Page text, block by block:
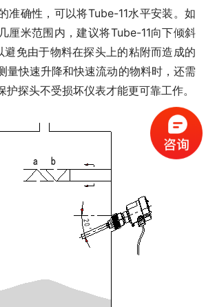
确性，可以将Tube-11水平安装。如
厘米范围内，建议将Tube-11向下倾斜
避免由于物料在探头上的粘附而造成的
量快速升降和快速流动的物料时，还需
护探头不受损坏仪表才能更可靠工作。